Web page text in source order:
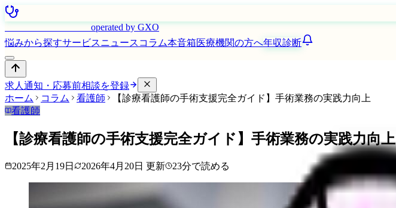
operated by GXO
悩みから探すサービスニュース コラム本音箱医療機関の方へ年収診断
求人通知・応募前相談を登録
ホーム
コラム 看護師
【診療看護師の手術支援完全ガイド】手術業務の実践力向上
看護師
【診療看護師の手術支援完全ガイド】手術業務の実践力向上
2025年2月19日 2026年4月20日 更新 23分で読める